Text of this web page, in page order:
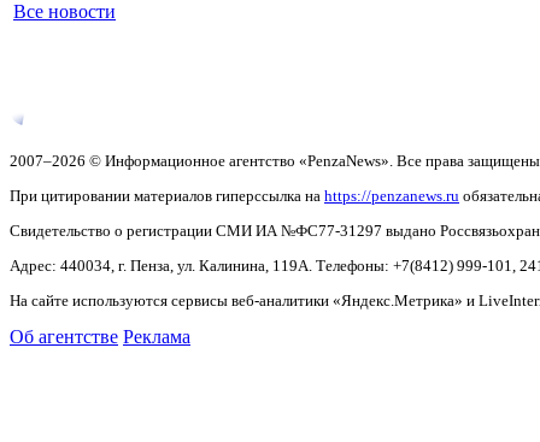
Все новости
2007–2026 © Информационное агентство «PenzaNews». Все права
При цитировании материалов гиперссылка на https://penzanews.ru
Свидетельство о регистрации СМИ ИА №ФС77-31297 выдано
Адрес: 440034, г. Пенза, ул. Калинина, 119А. Телефоны: +7(8412) 999-101,
На сайте используются сервисы веб-аналитики «Яндекс.Метрика» и
Об агентстве Реклама